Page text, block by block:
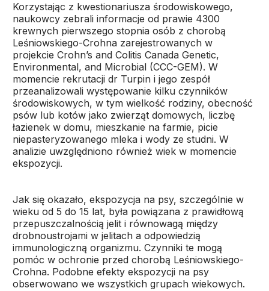
Korzystając z kwestionariusza środowiskowego,
naukowcy zebrali informacje od prawie 4300
krewnych pierwszego stopnia osób z chorobą
Leśniowskiego-Crohna zarejestrowanych w
projekcie Crohn’s and Colitis Canada Genetic,
Environmental, and Microbial (CCC-GEM). W
momencie rekrutacji dr Turpin i jego zespół
przeanalizowali występowanie kilku czynników
środowiskowych, w tym wielkość rodziny, obecność
psów lub kotów jako zwierząt domowych, liczbę
łazienek w domu, mieszkanie na farmie, picie
niepasteryzowanego mleka i wody ze studni. W
analizie uwzględniono również wiek w momencie
ekspozycji.
Jak się okazało, ekspozycja na psy, szczególnie w
wieku od 5 do 15 lat, była powiązana z prawidłową
przepuszczalnością jelit i równowagą między
drobnoustrojami w jelitach a odpowiedzią
immunologiczną organizmu. Czynniki te mogą
pomóc w ochronie przed chorobą Leśniowskiego-
Crohna. Podobne efekty ekspozycji na psy
obserwowano we wszystkich grupach wiekowych.